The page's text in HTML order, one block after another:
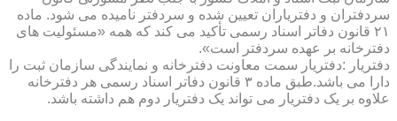
سردفتران و دفتریاران تعیین شده و سردفتر نامیده می شود. ماده
۲۱ قانون دفاتر اسناد رسمی تأکید می کند که همه «مسئولیت های
دفترخانه بر عهده سردفتر است».
دفتریار :دفتریار سمت معاونت دفترخانه و نمایندگی سازمان ثبت را
دارا می باشد.طبق ماده ۳ قانون دفاتر اسناد رسمی هر دفترخانه
علاوه بر یک دفتریار می تواند یک دفتریار دوم هم داشته باشد.